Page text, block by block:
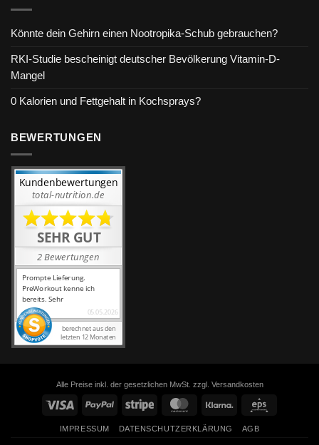
Könnte dein Gehirn einen Nootropika-Schub gebrauchen?
RKI-Studie bescheinigt deutscher Bevölkerung Vitamin-D-
Mangel
0 Kalorien und Fettgehalt in Kochsprays?
BEWERTUNGEN
Alle Preise inkl. der gesetzlichen MwSt. zzgl. Versandkosten
Visa PayPal Stripe MasterCard Klarna
IMPRESSUM DATENSCHUTZERKLÄRUNG AGB